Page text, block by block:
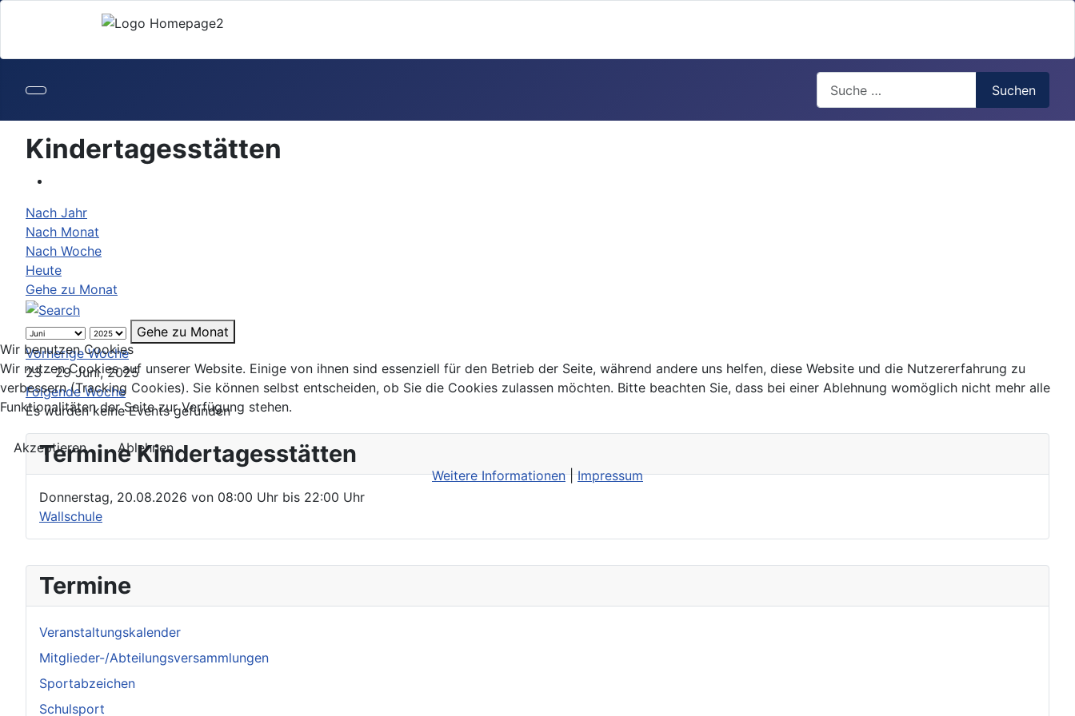
Suchen
Termine
Veranstaltungskalender
Mitglieder-/Abteilungsversammlungen
Sportabzeichen
Schulsport
Kindertagesstätten
Nach Jahr
Nach Monat
Nach Woche
Heute
Gehe zu Monat
Gehe zu Monat
Vorherige Woche
23 - 29 Juni, 2025
Folgende Woche
Es wurden keine Events gefunden
Termine Kindertagesstätten
Donnerstag, 20.08.2026 von 08:00 Uhr bis 22:00 Uhr
Wallschule
Wir benutzen Cookies
Wir nutzen Cookies auf unserer Website. Einige von ihnen sind essenziell für den Betrieb der Seite, während andere uns helfen, diese Website und die Nutzererfahrung zu
verbessern (Tracking Cookies). Sie können selbst entscheiden, ob Sie die Cookies zulassen möchten. Bitte beachten Sie, dass bei einer Ablehnung womöglich nicht mehr alle
Funktionalitäten der Seite zur Verfügung stehen.
Akzeptieren
Ablehnen
Weitere Informationen|Impressum